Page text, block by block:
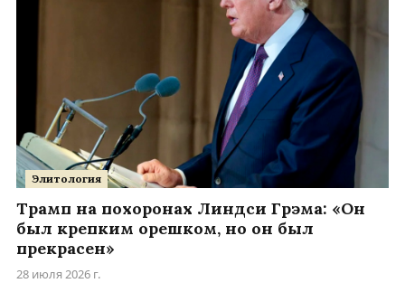
Элитология
Трамп на похоронах Линдси Грэма: «Он
был крепким орешком, но он был
прекрасен»
28 июля 2026 г.